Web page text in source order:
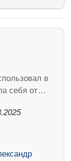
в
себя от…